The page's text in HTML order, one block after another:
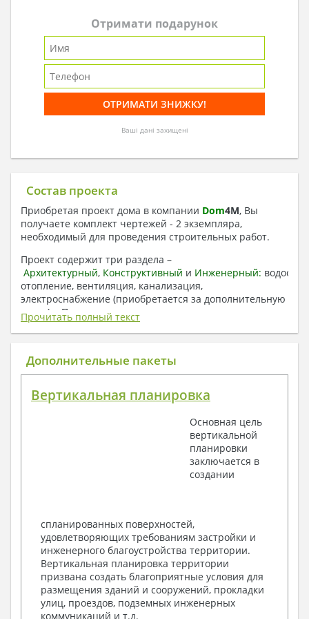
Отримати подарунок
Ваші дані захищені
Состав проекта
Приобретая проект дома в компании Dom4M, Вы
получаете комплект чертежей - 2 экземпляра,
необходимый для проведения строительных работ.
Проект содержит три раздела –
Архитектурный, Конструктивный и Инженерный:
отопление, вентиляция, канализация,
электроснабжение (приобретается за дополнительную
плату) + Пояснительная записка.
1. Архитектурный раздел:
Общие данные по проекту
Поэтажные маркировочные планы с
Разрезы и состав конструкций
Фасады с ведомостью внешних отделок
Элементы проемов – спецификация
Ведомость перемычек – сечения и
Архитектурные узлы в конструкциях
2. Конструктивный раздел:
Общие данные по проекту
Схемы расположения и расчеты фундаментов
Элементы каркаса – схемы расположения
Схема расположения перекрытий
Прочитать полный текст
Дополнительные пакеты
Вертикальная планировка
Основная цель
вертикальной
планировки
заключается в
создании
спланированных поверхностей,
удовлетворяющих требованиям застройки и
инженерного благоустройства территории.
Вертикальная планировка территории
призвана создать благоприятные условия для
размещения зданий и сооружений, прокладки
улиц, проездов, подземных инженерных
коммуникаций и т.д.